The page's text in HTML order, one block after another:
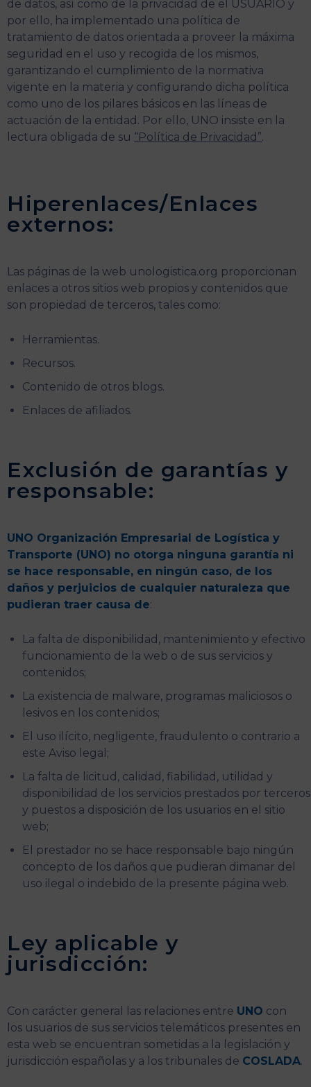
de datos, así como de la privacidad de el USUARIO y
por ello, ha implementado una política de
tratamiento de datos orientada a proveer la máxima
seguridad en el uso y recogida de los mismos,
garantizando el cumplimiento de la normativa
vigente en la materia y configurando dicha política
como uno de los pilares básicos en las líneas de
actuación de la entidad. Por ello, UNO insiste en la
lectura obligada de su “Política de Privacidad”.
Hiperenlaces/Enlaces
externos:
Las páginas de la web unologistica.org proporcionan
enlaces a otros sitios web propios y contenidos que
son propiedad de terceros, tales como:
Herramientas.
Recursos.
Contenido de otros blogs.
Enlaces de afiliados.
Exclusión de garantías y
responsable:
UNO Organización Empresarial de Logística y
Transporte (UNO) no otorga ninguna garantía ni
se hace responsable, en ningún caso, de los
daños y perjuicios de cualquier naturaleza que
pudieran traer causa de:
La falta de disponibilidad, mantenimiento y efectivo
funcionamiento de la web o de sus servicios y
contenidos;
La existencia de malware, programas maliciosos o
lesivos en los contenidos;
El uso ilícito, negligente, fraudulento o contrario a
este Aviso legal;
La falta de licitud, calidad, fiabilidad, utilidad y
disponibilidad de los servicios prestados por terceros
y puestos a disposición de los usuarios en el sitio
web;
El prestador no se hace responsable bajo ningún
concepto de los daños que pudieran dimanar del
uso ilegal o indebido de la presente página web.
Ley aplicable y
jurisdicción:
Con carácter general las relaciones entre UNO con
los usuarios de sus servicios telemáticos presentes en
esta web se encuentran sometidas a la legislación y
jurisdicción españolas y a los tribunales de COSLADA.